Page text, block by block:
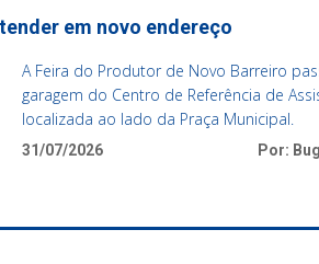
em novo endereço
A Feira do Produtor de Novo Barreiro
garagem do Centro de Referência de
localizada ao lado da Praça Municipal.
31/07/2026 Por: